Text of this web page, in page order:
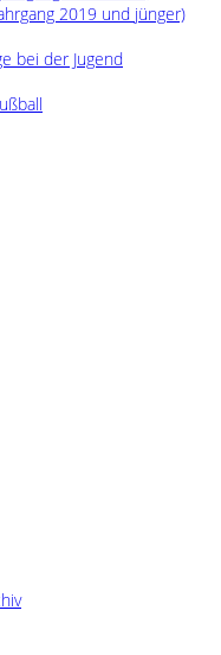
2019 und jünger)
bei der Jugend